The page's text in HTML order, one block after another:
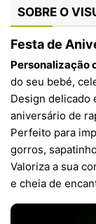
SOBRE O
Festa de
Personalização
do seu bebé,
Design delicado
aniversário de
Perfeito para
gorros,
Valoriza a sua
e cheia de